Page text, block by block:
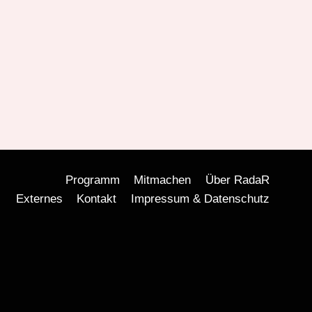
Programm Mitmachen
Über RadaR
Externes
Kontakt Impressum & Datenschutz